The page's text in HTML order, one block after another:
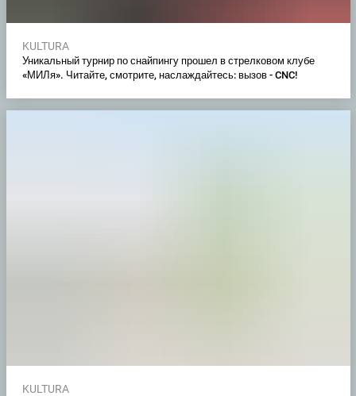
KULTURA
Уникальный турнир по снайпингу прошел в стрелковом клубе
«МИЛя». Читайте, смотрите, наслаждайтесь: вызов - CNC!
KULTURA